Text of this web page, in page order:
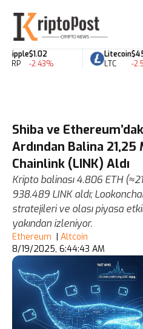
Ripple
XRP
$1.02
-2.43%
Litecoin
LTC
-
Shiba ve
Ardından Balina
Chainlink (LINK) Aldı
Kripto balinası 4.806 ETH
938.489 LINK aldı;
stratejileri ve olası piyasa
yakından izleniyor.
Ethereum | Altcoin
8/19/2025, 6:44:43 AM